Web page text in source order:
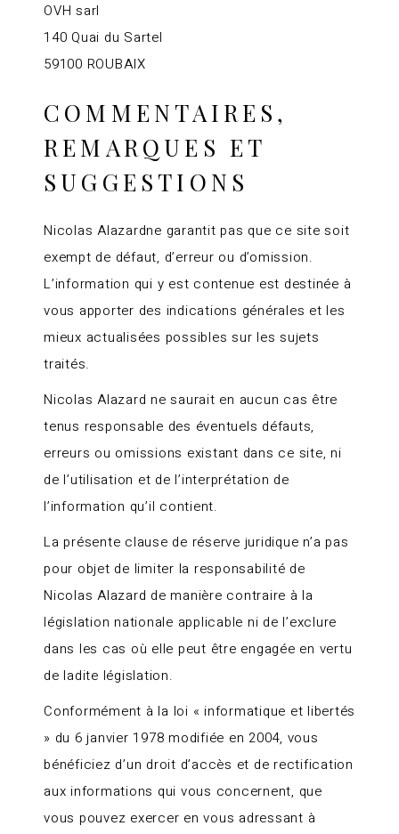
OVH sarl
140 Quai du Sartel
59100 ROUBAIX
COMMENTAIRES,
REMARQUES ET
SUGGESTIONS
Nicolas Alazardne garantit pas que ce site soit
exempt de défaut, d’erreur ou d’omission.
L’information qui y est contenue est destinée à
vous apporter des indications générales et les
mieux actualisées possibles sur les sujets
traités.
Nicolas Alazard ne saurait en aucun cas être
tenus responsable des éventuels défauts,
erreurs ou omissions existant dans ce site, ni
de l’utilisation et de l’interprétation de
l’information qu’il contient.
La présente clause de réserve juridique n’a pas
pour objet de limiter la responsabilité de
Nicolas Alazard de manière contraire à la
législation nationale applicable ni de l’exclure
dans les cas où elle peut être engagée en vertu
de ladite législation.
Conformément à la loi « informatique et libertés
» du 6 janvier 1978 modifiée en 2004, vous
bénéficiez d’un droit d’accès et de rectification
aux informations qui vous concernent, que
vous pouvez exercer en vous adressant à